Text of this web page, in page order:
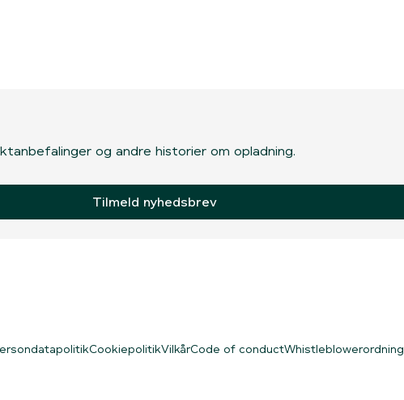
og andre historier om opladning.
Tilmeld nyhedsbrev
CookiepolitikVilkårCode of conductWhistleblowerordning